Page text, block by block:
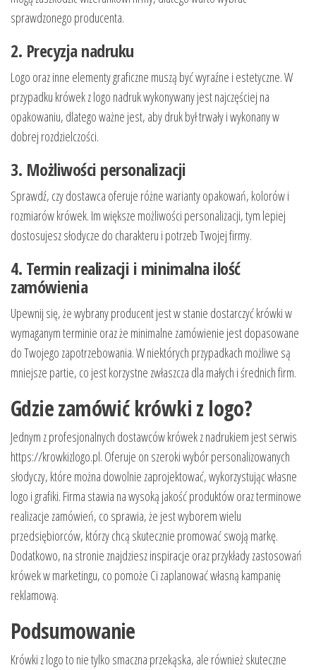
sprawdzonego producenta.
2. Precyzja nadruku
Logo oraz inne elementy graficzne muszą być wyraźne i estetyczne. W
przypadku krówek z logo nadruk wykonywany jest najczęściej na
opakowaniu, dlatego ważne jest, aby druk był trwały i wykonany w
dobrej rozdzielczości.
3. Możliwości personalizacji
Sprawdź, czy dostawca oferuje różne warianty opakowań, kolorów i
rozmiarów krówek. Im większe możliwości personalizacji, tym lepiej
dostosujesz słodycze do charakteru i potrzeb Twojej firmy.
4. Termin realizacji i minimalna ilość
zamówienia
Upewnij się, że wybrany producent jest w stanie dostarczyć krówki w
wymaganym terminie oraz że minimalne zamówienie jest dopasowane
do Twojego zapotrzebowania. W niektórych przypadkach możliwe są
mniejsze partie, co jest korzystne zwłaszcza dla małych i średnich firm.
Gdzie zamówić krówki z logo?
Jednym z profesjonalnych dostawców krówek z nadrukiem jest serwis
https://krowkizlogo.pl. Oferuje on szeroki wybór personalizowanych
słodyczy, które można dowolnie zaprojektować, wykorzystując własne
logo i grafiki. Firma stawia na wysoką jakość produktów oraz terminowe
realizacje zamówień, co sprawia, że jest wyborem wielu
przedsiębiorców, którzy chcą skutecznie promować swoją markę.
Dodatkowo, na stronie znajdziesz inspiracje oraz przykłady zastosowań
krówek w marketingu, co pomoże Ci zaplanować własną kampanię
reklamową.
Podsumowanie
Krówki z logo to nie tylko smaczna przekąska, ale również skuteczne